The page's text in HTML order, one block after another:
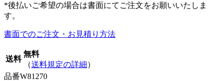
*後払いご希望の場合は書面にてご注文をお願いいたしま
す。
書面でのご注文・お見積り方法
送料
無料
（送料規定の詳細）
品番W81270